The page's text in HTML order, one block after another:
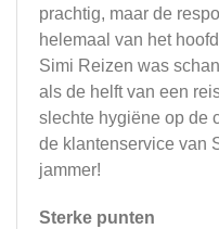
prachtig, maar de
helemaal van het
Simi Reizen was
als de helft van een
slechte hygiëne op de
de klantenservice van
jammer!
Sterke punten